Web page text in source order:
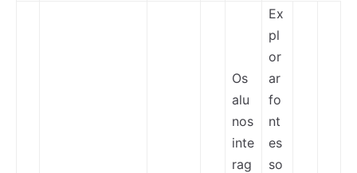
Os
alu
nos
inte
rag
Ex
pl
or
ar
fo
nt
es
so